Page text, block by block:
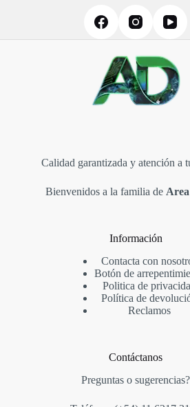
Calidad garantizada y atención a
Bienvenidos a la familia de
Información
Contacta con
Botón de
Politica de
Política de
Reclamos
Contáctanos
Preguntas o sugerencias?